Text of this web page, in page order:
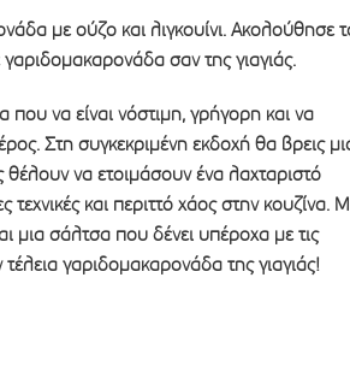
με ούζο και λιγκουίνι. Ακολούθησε
σαν της γιαγιάς.
να είναι νόστιμη, γρήγορη και να
Στη συγκεκριμένη εκδοχή θα βρεις
να ετοιμάσουν ένα λαχταριστό
και περιττό χάος στην κουζίνα.
σάλτσα που δένει υπέροχα με τις
τέλεια γαριδομακαρονάδα της γιαγιάς!